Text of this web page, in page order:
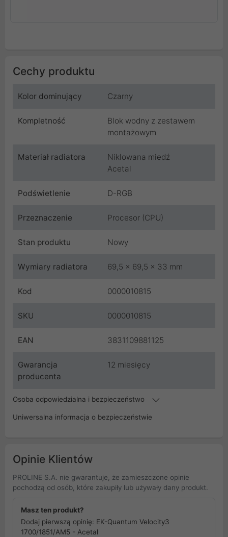
Cechy produktu
Kolor dominujący Czarny
Kompletność
Blok wodny z zestawem
montażowym
Materiał radiatora
Niklowana miedź
Acetal
Podświetlenie D-RGB
Przeznaczenie Procesor (CPU)
Stan produktu Nowy
Wymiary radiatora 69,5 x 69,5 x 33 mm
Kod 0000010815
SKU 0000010815
EAN 3831109881125
Gwarancja
producenta
12 miesięcy
Osoba odpowiedzialna i bezpieczeństwo
Uniwersalna informacja o bezpieczeństwie
Opinie Klientów
PROLINE S.A. nie gwarantuje, że zamieszczone opinie
pochodzą od osób, które zakupiły lub używały dany produkt.
Masz ten produkt?
Dodaj pierwszą opinię: EK-Quantum Velocity3
1700/1851/AM5 - Acetal